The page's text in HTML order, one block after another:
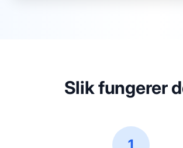
Slik fungerer